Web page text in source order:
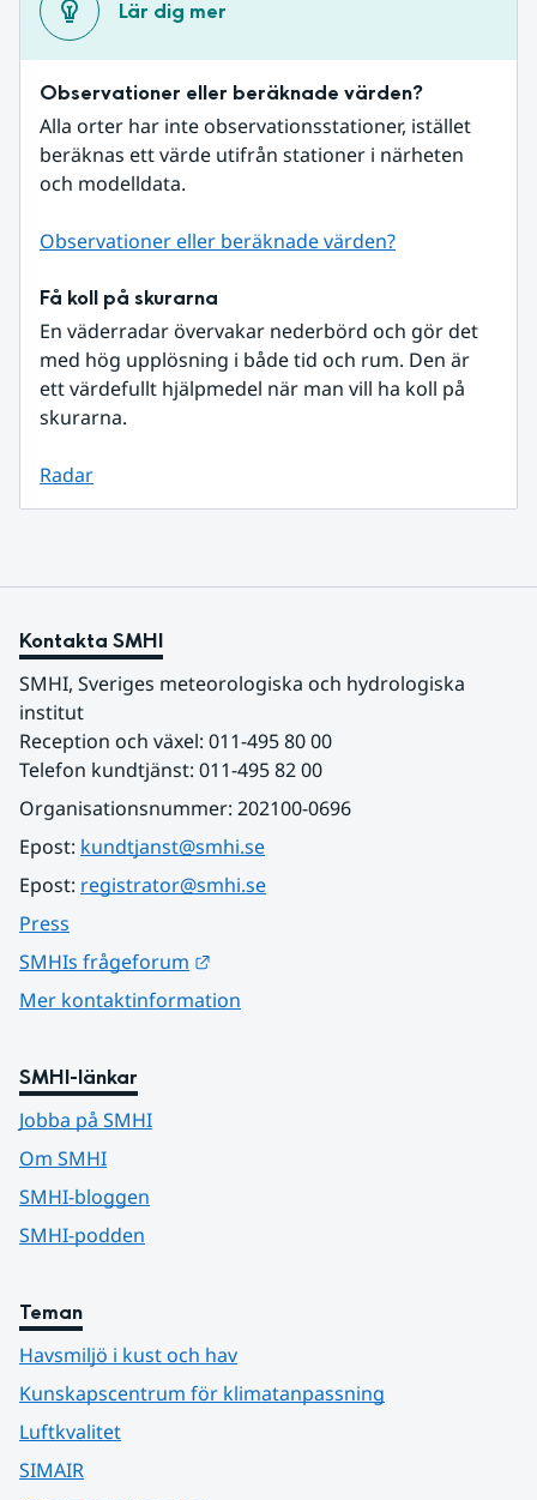
Lär dig mer
Observationer eller beräknade värden?
Alla orter har inte observationsstationer, istället
beräknas ett värde utifrån stationer i närheten
och modelldata.
Observationer eller beräknade värden?
Få koll på skurarna
En väderradar övervakar nederbörd och gör det
med hög upplösning i både tid och rum. Den är
ett värdefullt hjälpmedel när man vill ha koll på
skurarna.
Radar
Kontakta SMHI
SMHI, Sveriges meteorologiska och hydrologiska
institut
Reception och växel: 011-495 80 00
Telefon kundtjänst: 011-495 82 00
Organisationsnummer: 202100-0696
Epost: kundtjanst@smhi.se
Epost: registrator@smhi.se
Press
SMHIs frågeforum
Mer kontaktinformation
SMHI-länkar
Jobba på SMHI
Om SMHI
SMHI-bloggen
SMHI-podden
Teman
Havsmiljö i kust och hav
Kunskapscentrum för klimatanpassning
Luftkvalitet
SIMAIR